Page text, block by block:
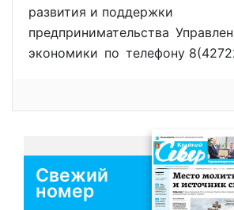
развития и поддержки
предпринимательства
экономики по телефону
Свежий
номер